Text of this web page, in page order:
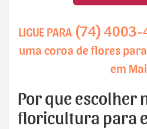
LIGUE PARA (74) 4003-
uma coroa de flores
em
Por que escolher
floricultura para